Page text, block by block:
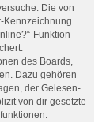
Die von
Kennzeichnung
Funktion
des Boards,
Dazu gehören
der Gelesen-
von dir gesetzte